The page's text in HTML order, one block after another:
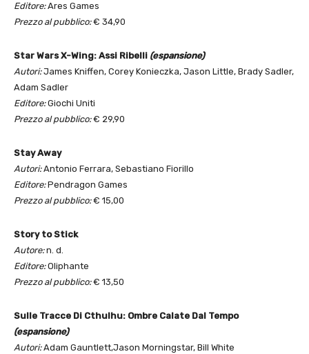
Editore:Ares Games
Prezzo al pubblico:€ 34,90
Star Wars X-Wing: Assi Ribelli (espansione)
Autori:James Kniffen, Corey Konieczka, Jason Little, Brady Sadler,
Adam Sadler
Editore:Giochi Uniti
Prezzo al pubblico:€ 29,90
Stay Away
Autori:Antonio Ferrara, Sebastiano Fiorillo
Editore:Pendragon Games
Prezzo al pubblico:€ 15,00
Story to Stick
Autore:n. d.
Editore:Oliphante
Prezzo al pubblico:€ 13,50
Sulle Tracce Di Cthulhu: Ombre Calate Dal Tempo
(espansione)
Autori:Adam Gauntlett,Jason Morningstar, Bill White